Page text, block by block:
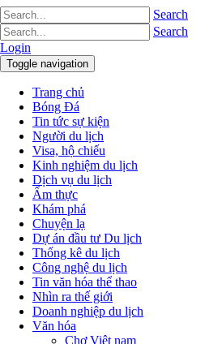
Search
Search
Login
Toggle navigation
Trang chủ
Bóng Đá
Tin tức sự kiện
Người du lịch
Visa, hộ chiếu
Kinh nghiệm du lịch
Dịch vụ du lịch
Ẩm thực
Khám phá
Chuyện lạ
Dự án đầu tư Du lịch
Thống kê du lịch
Công nghệ du lịch
Tin văn hóa thể thao
Nhìn ra thế giới
Doanh nghiệp du lịch
Văn hóa
Chợ Việt nam